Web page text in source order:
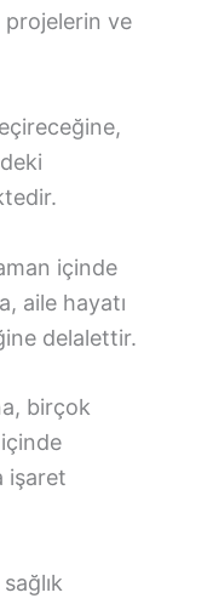
projelerin ve
içinde
aile hayatı
delalettir.
birçok
işaret